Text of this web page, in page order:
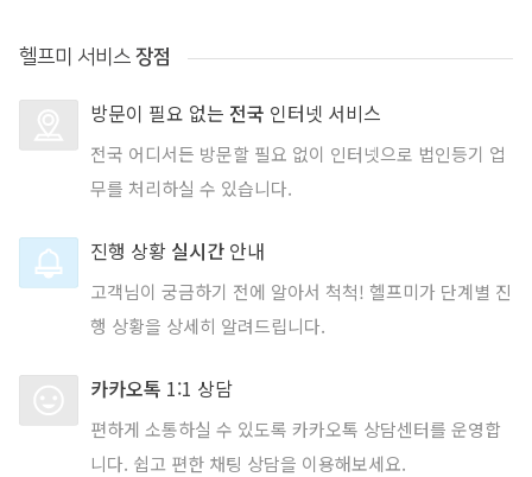
헬프미 서비스 장점
방문이 필요 없는 전국 인터넷 서비스
전국 어디서든 방문할 필요 없이 인터넷으로 법인등기 업
무를 처리하실 수 있습니다.
진행 상황 실시간 안내
고객님이 궁금하기 전에 알아서 척척! 헬프미가 단계별 진
행 상황을 상세히 알려드립니다.
카카오톡 1:1 상담
편하게 소통하실 수 있도록 카카오톡 상담센터를 운영합
니다. 쉽고 편한 채팅 상담을 이용해보세요.